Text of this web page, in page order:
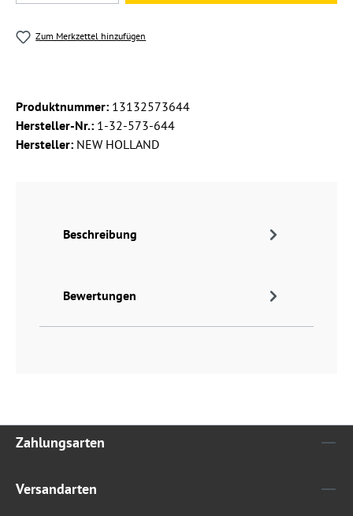
Zum Merkzettel hinzufügen
Produktnummer: 13132573644
Hersteller-Nr.: 1-32-573-644
Hersteller: NEW HOLLAND
Beschreibung
Bewertungen
Zahlungsarten
Versandarten